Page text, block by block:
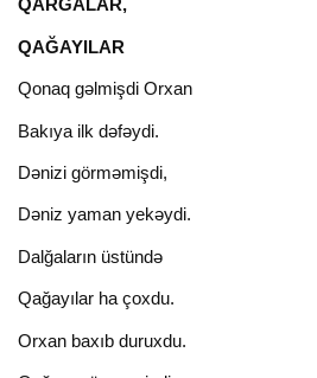
QARĞALAR,
QAĞAYILAR
Qonaq gəlmişdi Orxan
Bakıya ilk dəfəydi.
Dənizi görməmişdi,
Dəniz yaman yekəydi.
Dalğaların üstündə
Qağayılar ha çoxdu.
Orxan baxıb duruxdu.